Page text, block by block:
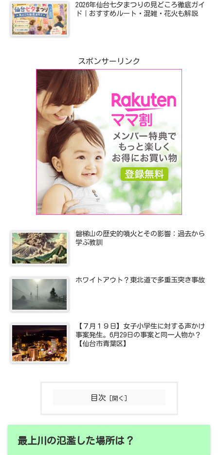
2026年仙台七夕まつりの見どころ徹底ガイ
ド｜おすすめルート・混雑・花火も解説
スポンサーリンク
磐梯山の歴史的噴火とその影響：過去から
学ぶ教訓
ホワイトアウト？東北道で多重玉突き事故
【７月１９日】女子小学生に対する声かけ
事案発生。6月29日の事案と同一人物か？
【仙台市青葉区】
目次
最上川の氾濫した場所は？